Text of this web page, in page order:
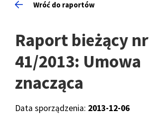
Wróć do raportów
Raport bieżący nr
41/2013: Umowa
znacząca
Data sporządzenia: 2013-12-06